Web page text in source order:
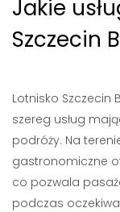
Jakie
Szczecin
Lotnisko Szczecin
szereg usług
podróży. Na
gastronomiczne
co pozwala
podczas